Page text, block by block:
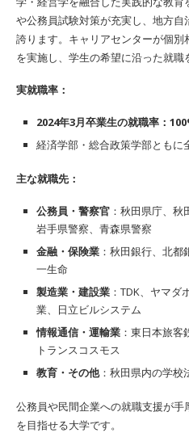
や公務員試験対策が充実し、地方
誇ります。キャリアセンターが個
を実施し、学生の希望に沿った就職
実就職率：
2024年3月卒業生の就職率：
経済学部・総合政策学部ともに
主な就職先：
公務員・警察官 ：秋田県庁、秋
岩手県警察、青森県警察
金融・保険業 ：秋田銀行、北
一生命
製造業・建設業 ：TDK、ヤマ
業、日立ビルシステム
情報通信・運輸業 ：東日本旅客
トランスコスモス
教育・その他：秋田県内の学校
公務員や民間企業への就職支援が
を目指せる大学です。